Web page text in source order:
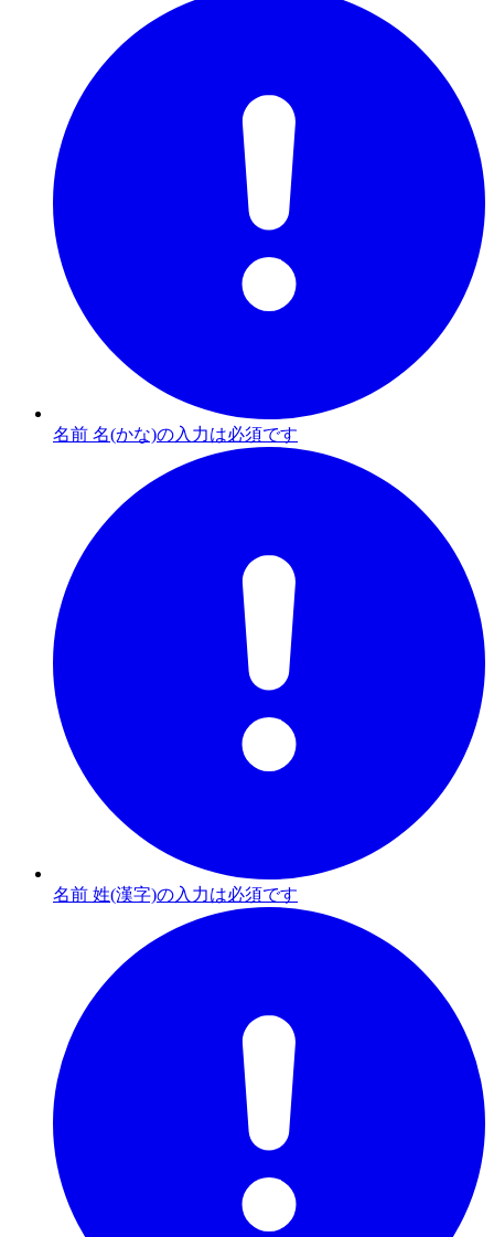
名前 名(かな)の入力は必須です
名前 姓(漢字)の入力は必須です